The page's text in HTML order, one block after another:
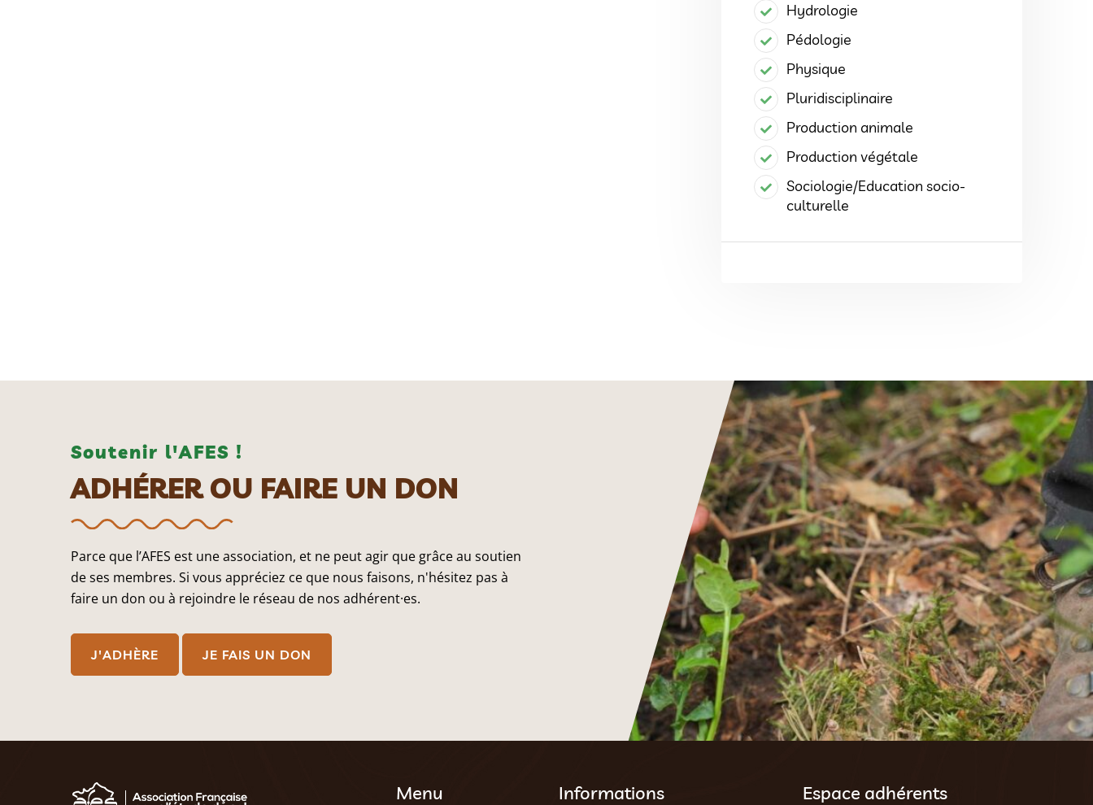
Hydrologie
Pédologie
Physique
Pluridisciplinaire
Production animale
Production végétale
Sociologie/Education socio-
culturelle
Soutenir l'AFES !
ADHÉRER OU FAIRE UN DON
Parce que l’AFES est une association, et ne peut agir que grâce au soutien
de ses membres. Si vous appréciez ce que nous faisons, n'hésitez pas à
faire un don ou à rejoindre le réseau de nos adhérent·es.
J'ADHÈRE JE FAIS UN DON
Menu Informations Espace adhérents